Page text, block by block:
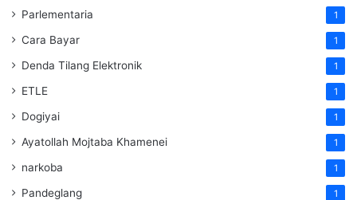
Parlementaria 1
Cara Bayar 1
Denda Tilang Elektronik 1
ETLE 1
Dogiyai 1
Ayatollah Mojtaba Khamenei 1
narkoba 1
Pandeglang 1